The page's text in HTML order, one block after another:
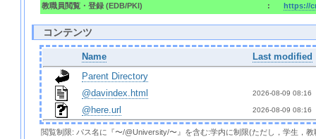
教職員閲覧・登録 (EDB/PKI)
: https://
コンテンツ
Name
Last modified
Parent Directory
@davindex.html
2026-08-09 08:16
@here.url 2026-08-09 08:16
閲覧制限: パス名に『〜/@University/〜』を含む:学内に制限(ただし，学生，